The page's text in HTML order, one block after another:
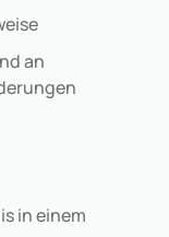
an
in einem